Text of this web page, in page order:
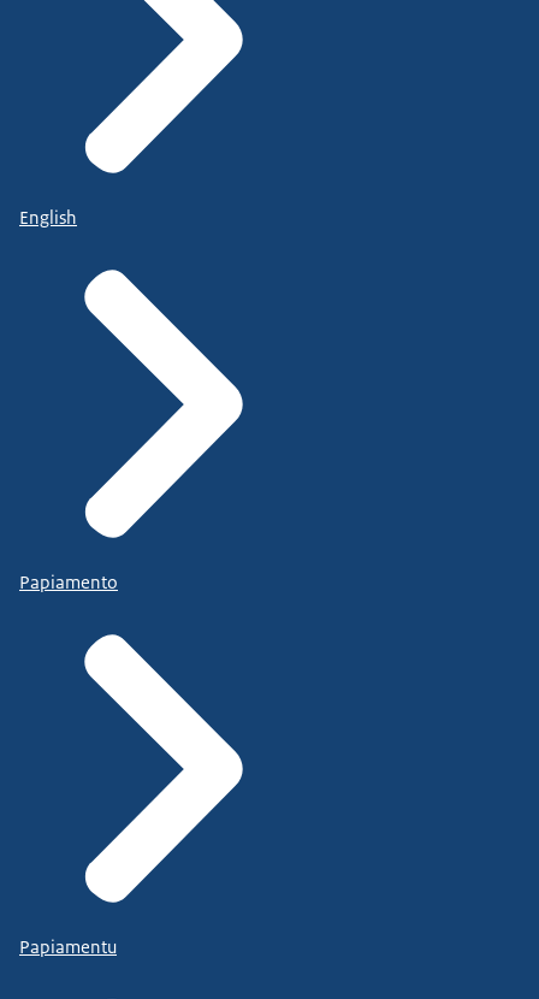
English
Papiamento
Papiamentu